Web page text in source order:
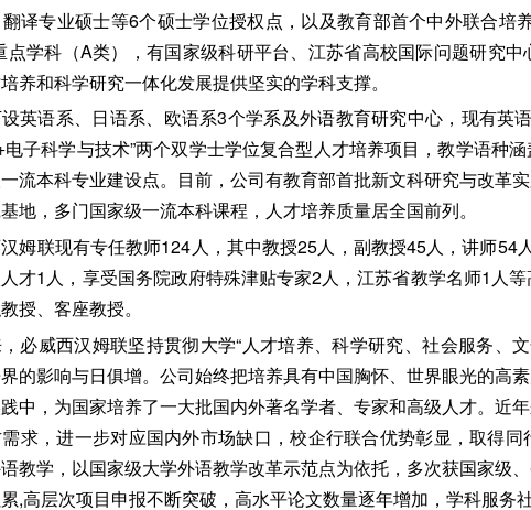
译专业硕士等6个硕士学位授权点，以及教育部首个中外联合培
点学科（A类），有国家级科研平台、江苏省高校国际问题研究
养和科学研究一体化发展提供坚实的学科支撑。
英语系、日语系、欧语系3个学系及外语教育研究中心，现有英
电子科学与技术”两个双学士学位复合型人才培养项目，教学语种
流本科专业建设点。目前，公司有教育部首批新文科研究与改革
地，多门国家级一流本科课程，人才培养质量居全国前列。
姆联现有专任教师124人，其中教授25人，副教授45人，讲师54
才1人，享受国务院政府特殊津贴专家2人，江苏省教学名师1人
授、客座教授。
必威西汉姆联坚持贯彻大学“人才培养、科学研究、社会服务、
的影响与日俱增。公司始终把培养具有中国胸怀、世界眼光的高
中，为国家培养了一大批国内外著名学者、专家和高级人才。近
求，进一步对应国内外市场缺口，校企行联合优势彰显，取得
教学，以国家级大学外语教学改革示范点为依托，多次获国家级
,高层次项目申报不断突破，高水平论文数量逐年增加，学科服务